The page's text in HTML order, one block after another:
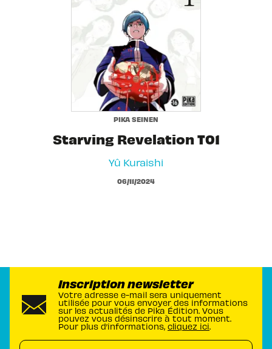
PIKA SEINEN
Starving Revelation T01
Yû Kuraishi
06/11/2024
Inscription newsletter
Votre adresse e-mail sera uniquement
utilisée pour vous envoyer des informations
sur les actualités de Pika Édition. Vous
pouvez vous désinscrire à tout moment.
Pour plus d’informations, cliquez ici.